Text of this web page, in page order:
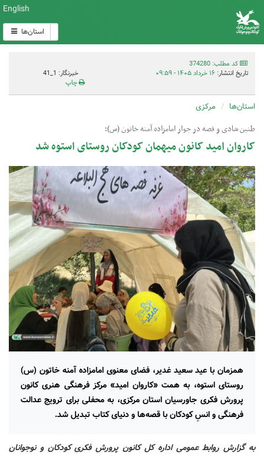
English
استان‌ها
کد مطلب: 374280
تاریخ انتشار: ۱۶ خرداد ۱۴۰۵ - ۰۹:۵۹
خبرنگار: 1_41
چاپ
استان‌ها مرکزی
طنین شادی و قصه در جوار امامزاده آمنه خاتون (س)؛
کاروان امید کانون میهمان کودکان روستای استوه شد
همزمان با عید سعید غدیر، فضای معنوی امامزاده آمنه خاتون (س)
روستای استوه، به همت «کاروان امید» مرکز فرهنگی هنری کانون
پرورش فکری جاورسیان استان مرکزی، به محفلی برای ترویج عدالت
فرهنگی و انسِ کودکان با قصه‌ها و دنیای کتاب تبدیل شد.
به گزارش روابط عمومی اداره کل کانون پرورش فکری کودکان و نوجوانان